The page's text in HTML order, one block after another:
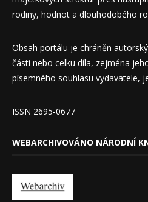
rodiny, hodnot a dlouhodobého
Obsah portálu je chráněn
části nebo celku díla, zejména
písemného souhlasu vydavatele,
ISSN 2695-0677
WEBARCHIVOVÁNO NÁRODNÍ